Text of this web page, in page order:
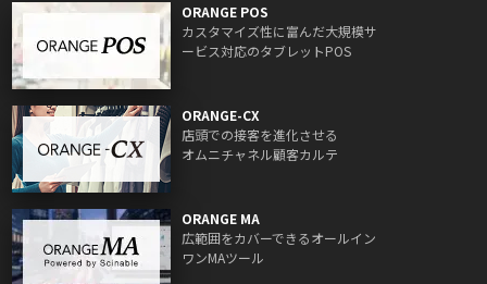
ORANGE POS
カスタマイズ性に富んだ大規模サ
ービス対応のタブレットPOS
ORANGE-CX
店頭での接客を進化させる
オムニチャネル顧客カルテ
ORANGE MA
広範囲をカバーできるオールイン
ワンMAツール